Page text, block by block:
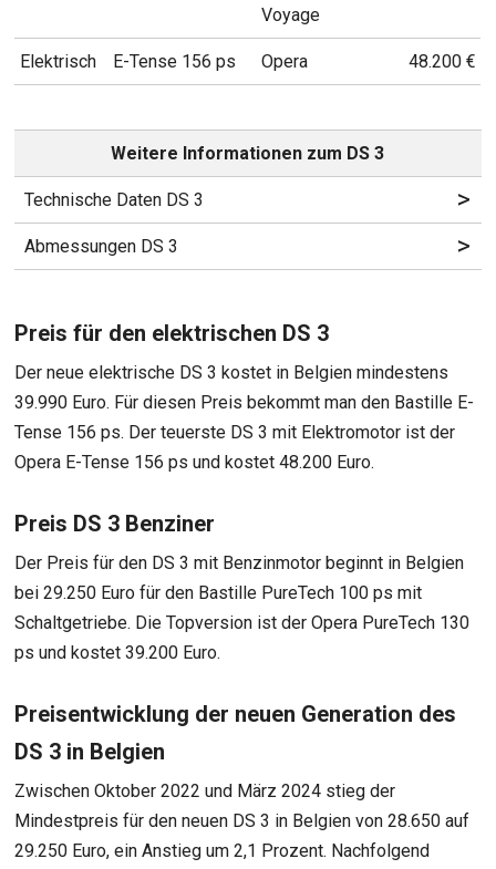
Voyage
Elektrisch E-Tense 156 ps Opera 48.200 €
Weitere Informationen zum DS 3
Technische Daten DS 3 >
Abmessungen DS 3 >
Preis für den elektrischen DS 3
Der neue elektrische DS 3 kostet in Belgien mindestens
39.990 Euro. Für diesen Preis bekommt man den Bastille E-
Tense 156 ps. Der teuerste DS 3 mit Elektromotor ist der
Opera E-Tense 156 ps und kostet 48.200 Euro.
Preis DS 3 Benziner
Der Preis für den DS 3 mit Benzinmotor beginnt in Belgien
bei 29.250 Euro für den Bastille PureTech 100 ps mit
Schaltgetriebe. Die Topversion ist der Opera PureTech 130
ps und kostet 39.200 Euro.
Preisentwicklung der neuen Generation des
DS 3 in Belgien
Zwischen Oktober 2022 und März 2024 stieg der
Mindestpreis für den neuen DS 3 in Belgien von 28.650 auf
29.250 Euro, ein Anstieg um 2,1 Prozent. Nachfolgend